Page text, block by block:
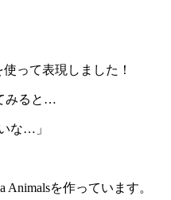
って表現しました！
みると…
な…」
を作っています。